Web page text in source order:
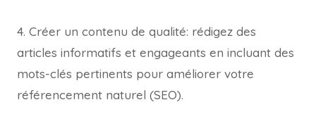
4. Créer un contenu de qualité: rédigez des
articles informatifs et engageants en incluant des
mots-clés pertinents pour améliorer votre
référencement naturel (SEO).